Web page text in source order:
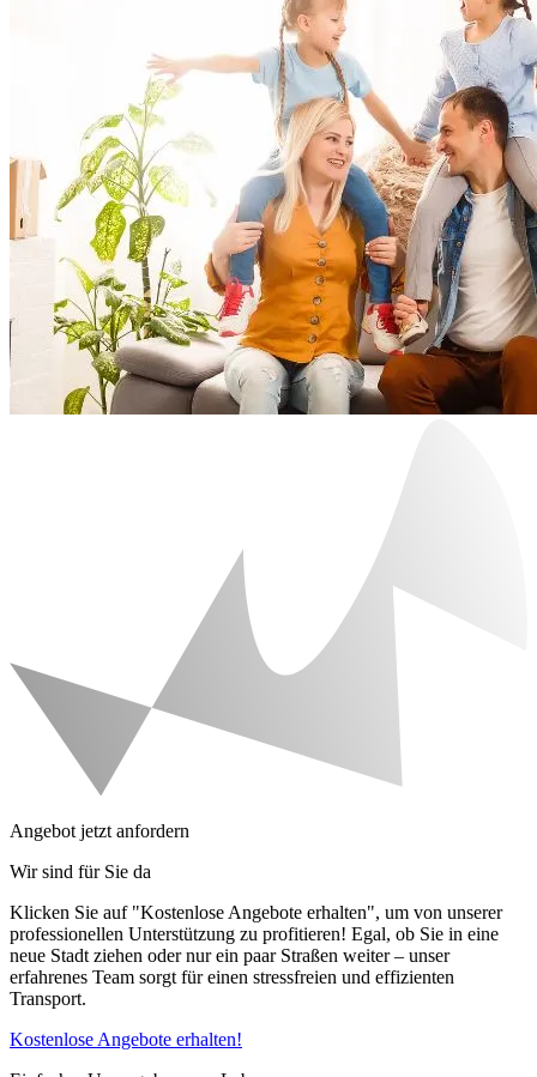
Angebot jetzt anfordern
Wir sind für Sie da
Klicken Sie auf "Kostenlose Angebote erhalten", um von unserer
professionellen Unterstützung zu profitieren! Egal, ob Sie in eine
neue Stadt ziehen oder nur ein paar Straßen weiter – unser
erfahrenes Team sorgt für einen stressfreien und effizienten
Transport.
Kostenlose Angebote erhalten!